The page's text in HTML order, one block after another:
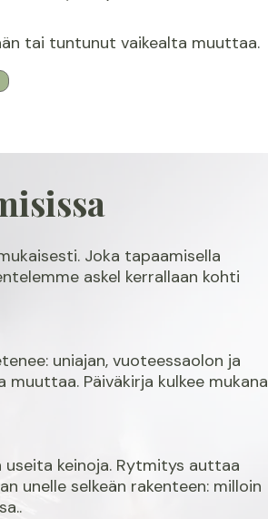
tai tuntunut vaikealta muuttaa.
Joka tapaamisella
askel kerrallaan kohti
uniajan, vuoteessaolon ja
Päiväkirja kulkee mukana
keinoja. Rytmitys auttaa
unelle selkeän rakenteen: milloin